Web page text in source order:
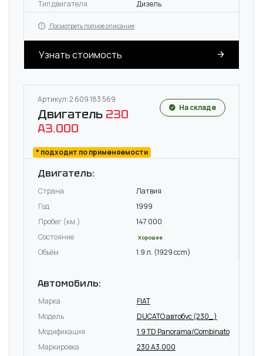
Тип двигателя
Дизель
Посмотреть полное описание
Узнать стоимость
Артикул: 2 609 183 569
Двигатель 230
A3.000
* подходит по применяемости
На складе
Двигатель:
Страна
Латвия
Год
1999
Пробег (км.)
147 000
Состояние
Хорошее
Объём 1.9 л. (1929 ccm)
Автомобиль:
Марка
FIAT
Модель
DUCATO автобус (230_)
Модификация
1.9 TD Panorama/Combinato
Маркировка
230 A3.000